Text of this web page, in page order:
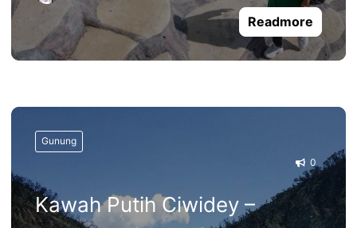
Readmore
Gunung
0
Kawah Putih Ciwidey –